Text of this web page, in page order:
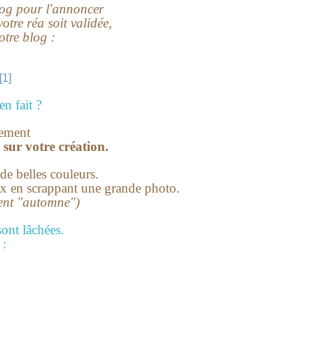
pour l'annoncer
réa soit validée,
blog :
fait ?
votre création.
belles couleurs.
en scrappant une grande photo.
"automne")
lâchées.
: